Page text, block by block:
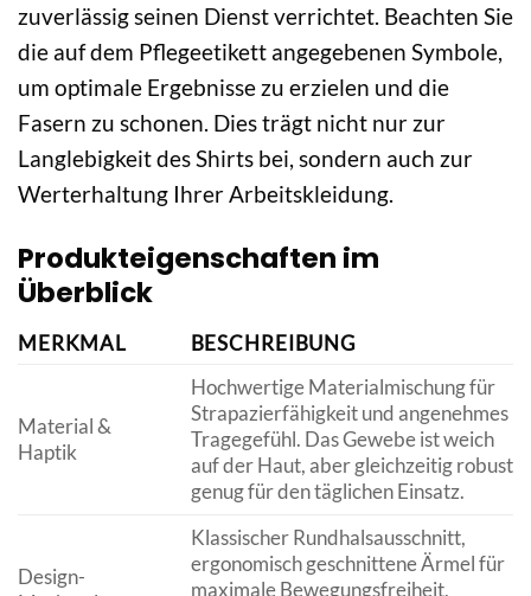
zuverlässig seinen Dienst verrichtet. Beachten Sie
die auf dem Pflegeetikett angegebenen Symbole,
um optimale Ergebnisse zu erzielen und die
Fasern zu schonen. Dies trägt nicht nur zur
Langlebigkeit des Shirts bei, sondern auch zur
Werterhaltung Ihrer Arbeitskleidung.
Produkteigenschaften im
Überblick
MERKMAL BESCHREIBUNG
Material &
Haptik
Hochwertige Materialmischung für
Strapazierfähigkeit und angenehmes
Tragegefühl. Das Gewebe ist weich
auf der Haut, aber gleichzeitig robust
genug für den täglichen Einsatz.
Design-
Klassischer Rundhalsausschnitt,
ergonomisch geschnittene Ärmel für
maximale Bewegungsfreiheit,